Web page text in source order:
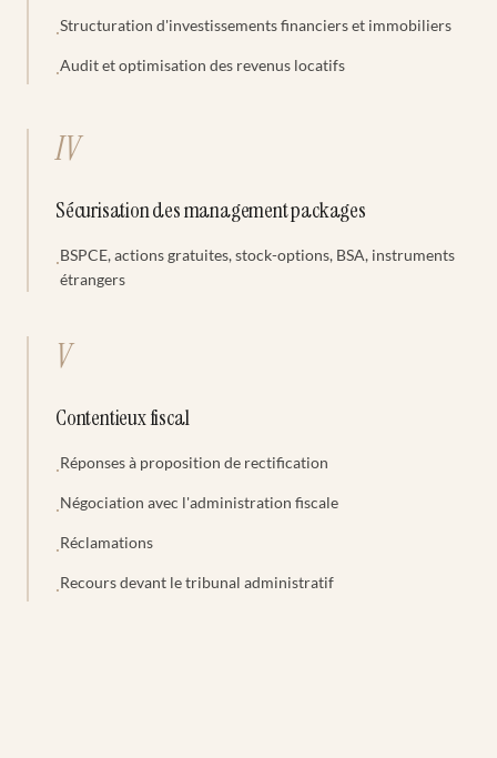
·Structuration d'investissements financiers et immobiliers
·Audit et optimisation des revenus locatifs
IV
Sécurisation des management packages
·BSPCE, actions gratuites, stock-options, BSA, instruments
étrangers
V
Contentieux fiscal
·Réponses à proposition de rectification
·Négociation avec l'administration fiscale
·Réclamations
·Recours devant le tribunal administratif